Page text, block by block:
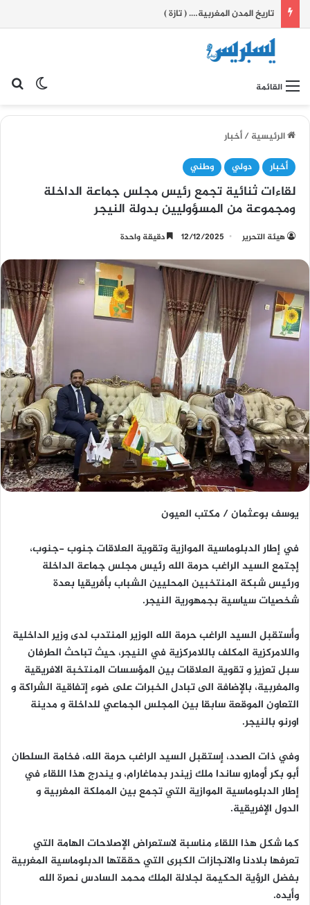
تاريخ المدن المغربية…. ( تازة )
القائمة
الرئيسية/أخبار
أخبار
دولي وطني
لقاءات ثنائية تجمع رئيس مجلس جماعة الداخلة
ومجموعة من المسؤوليين بدولة النيجر
هيئة التحرير 12/12/2025 دقيقة واحدة
يوسف بوعثمان / مكتب العيون
في إطار الدبلوماسية الموازية وتقوية العلاقات جنوب -جنوب،
إجتمع السيد الراغب حرمة الله رئيس مجلس جماعة الداخلة
ورئيس شبكة المنتخبين المحليين الشباب بأفريقيا بعدة
شخصيات سياسية بجمهورية النيجر.
وأستقبل السيد الراغب حرمة الله الوزير المنتدب لدى وزير الداخلية
واللامركزية المكلف باللامركزية في النيجر، حيث تباحث الطرفان
سبل تعزيز و تقوية العلاقات بين المؤسسات المنتخبة الافريقية
والمغربية، بالإضافة الى تبادل الخبرات على ضوء إتفاقية الشراكة و
التعاون الموقعة سابقا بين المجلس الجماعي للداخلة و مدينة
اورنو بالنيجر.
وفي ذات الصدد، إستقبل السيد الراغب حرمة الله، فخامة السلطان
أبو بكر أومارو ساندا ملك زيندر بدماغارام، و يندرج هذا اللقاء في
إطار الدبلوماسية الموازية التي تجمع بين المملكة المغربية و
الدول الإفريقية.
كما شكل هذا اللقاء مناسبة لاستعراض الإصلاحات الهامة التي
تعرفها بلادنا والانجازات الكبرى التي حققتها الدبلوماسية المغربية
بفضل الرؤية الحكيمة لجلالة الملك محمد السادس نصرة الله
وأيده.